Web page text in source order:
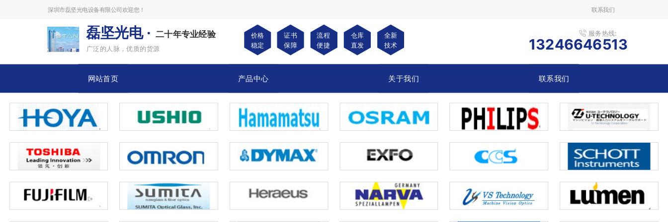
深圳市磊坚光电设备有限公司欢迎您！ 联系我们
磊坚光电 · 二十年专业经验
广泛的人脉，优质的货源
价格
稳定
证书
保障
流程
便捷
仓库
直发
全新
技术
服务热线:
13246646513
网站首页 产品中心 关于我们 联系我们